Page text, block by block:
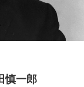
慎一郎